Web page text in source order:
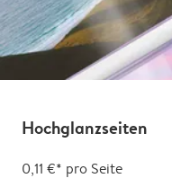
Hochglanzseiten
0,11 €* pro Seite